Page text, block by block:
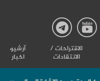
صفحة
الاقتراحات /
الانتقادات
آرشیو
اخبار